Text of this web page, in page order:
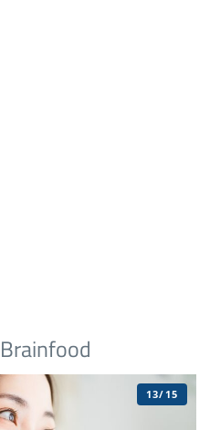
13/15